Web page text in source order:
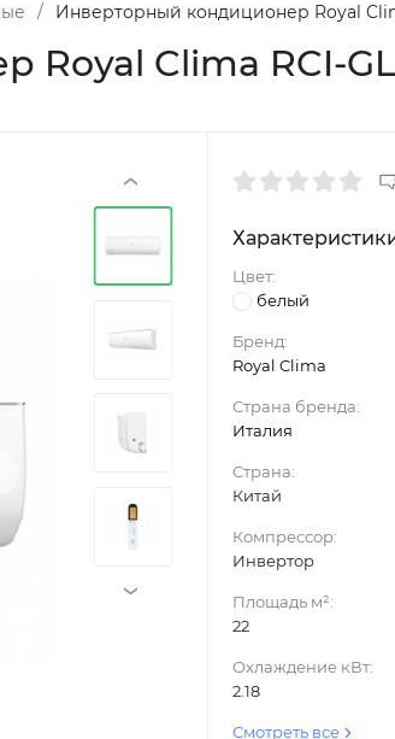
/ Инверторный кондиционер Royal
Clima RCI-
‹
›
Цвет:
белый
Бренд:
Royal Clima
Страна бренда:
Италия
Страна:
Китай
Компрессор:
Инвертор
Площадь м²:
22
Охлаждение кВт:
2.18
Смотреть все